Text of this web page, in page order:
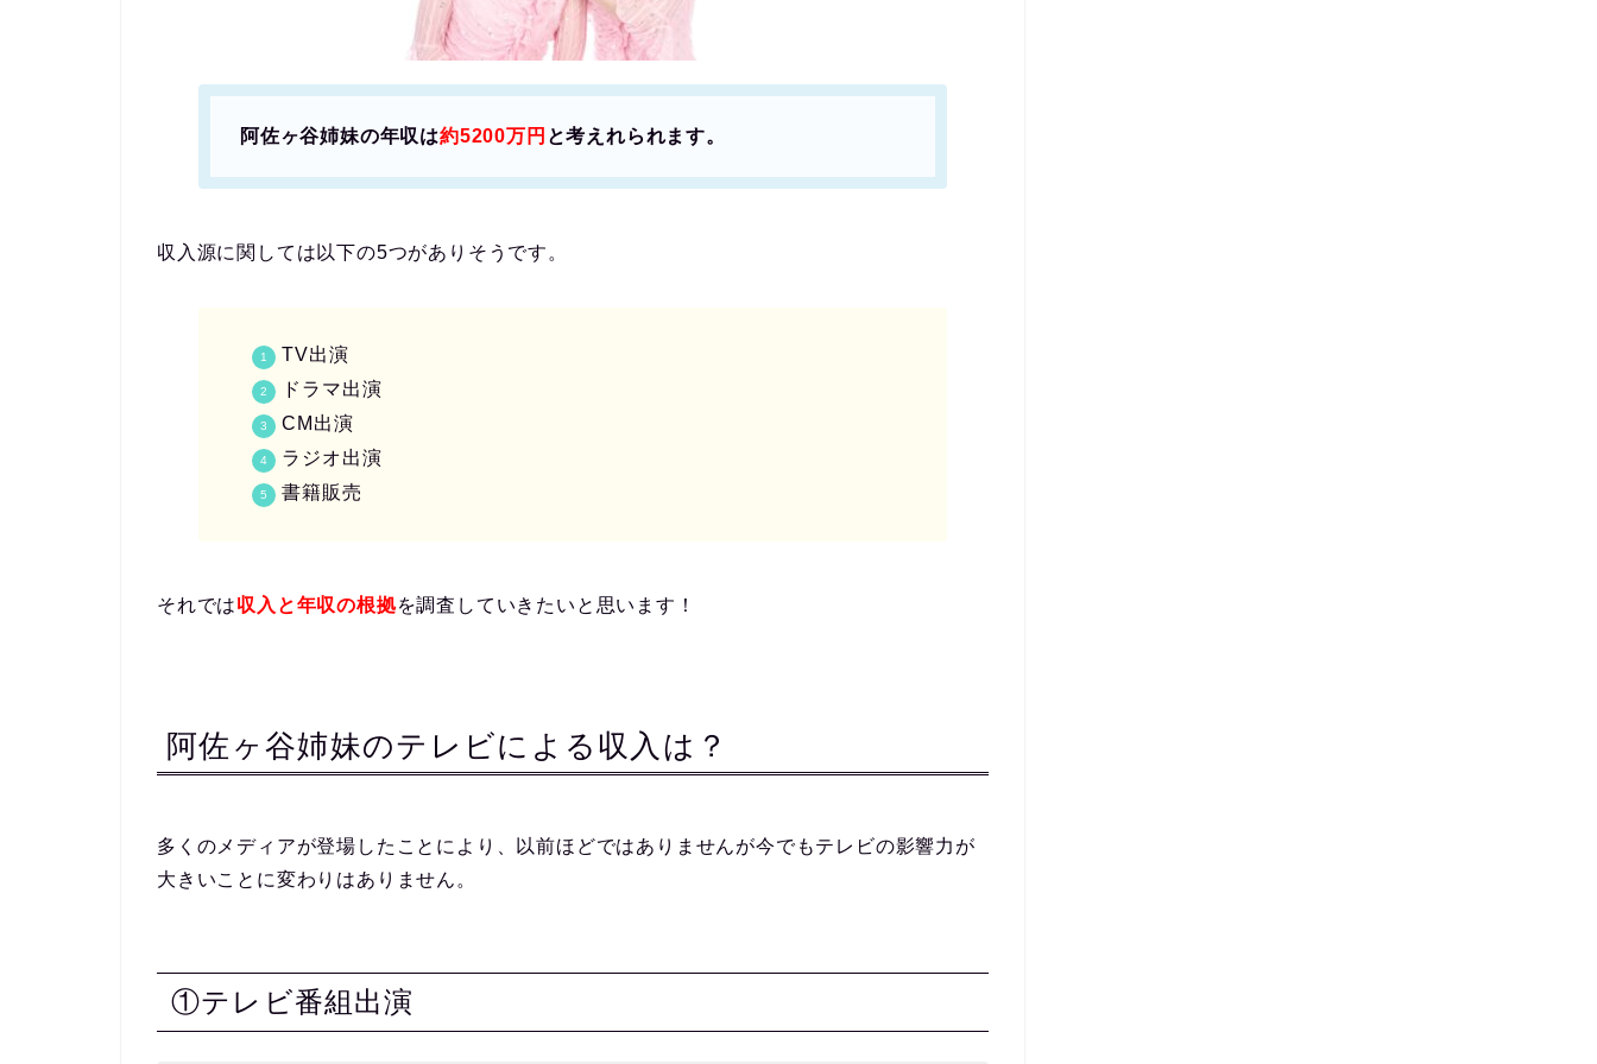
阿佐ヶ谷姉妹の年収は約5200万円 と考えれられます。
収入源に関しては以下の5つがありそうです。
TV出演
ドラマ出演
CM出演
ラジオ出演
書籍販売
それでは収入と年収の根拠を調査していきたいと思います！
阿佐ヶ谷姉妹のテレビによる収入は？
多くのメディアが登場したことにより、以前ほどではありませんが今でもテレビの影響力が
大きいことに変わりはありません。
①テレビ番組出演